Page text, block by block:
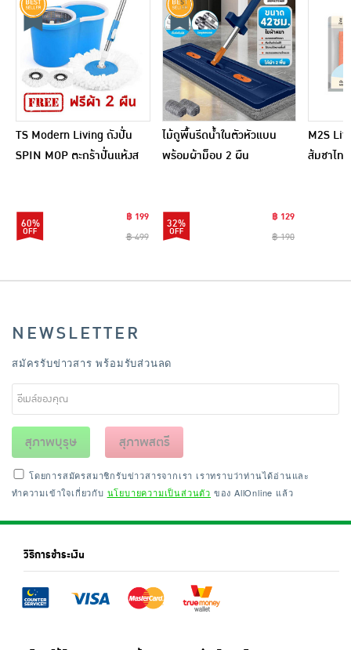
TS Modern Living ถังปั่น
SPIN MOP ตะกร้าปั่นแห้งส
60%
฿ 199
฿ 499
ไม้ถูพื้นรีดน้ำในตัวหัวแบน
พร้อมผ้าม็อบ 2 ผืน
32%
฿ 129
฿ 190
M2S
ส้มชาไท
NEWSLETTER
สมัครรับข่าวสาร พร้อมรับส่วนลด
สุภาพบุรุษ สุภาพสตรี
โดยการสมัครสมาชิกรับข่าวสารจากเรา เราทราบว่าท่านได้อ่านและ
ทำความเข้าใจเกี่ยวกับ นโยบายความเป็นส่วนตัว ของ AllOnline แล้ว
วิธีการชำระเงิน